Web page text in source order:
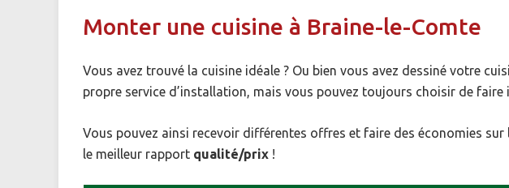
Monter une cuisine à Braine-le-Comte
Vous avez trouvé la cuisine idéale ? Ou bien vous avez dessiné votre
propre service d’installation, mais vous pouvez toujours choisir de
Vous pouvez ainsi recevoir différentes offres et faire des économies
le meilleur rapport qualité/prix !